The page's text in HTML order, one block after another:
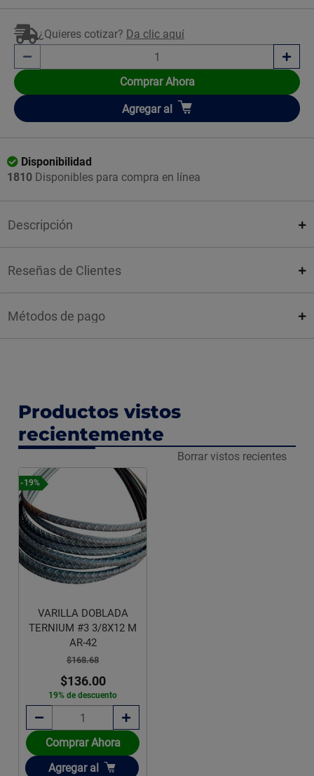
¿Quieres cotizar? Da clic aquí
Comprar Ahora
Añadir
Agregar al
Disponibilidad
1810 Disponibles para compra en línea
Descripción
Reseñas de Clientes
Métodos de pago
Productos vistos
recientemente
Borrar vistos recientes
-19%
VARILLA DOBLADA
TERNIUM #3 3/8X12 M
AR-42
$168.68
$136.00
19% de descuento
Comprar Ahora
Añadir
Agregar al